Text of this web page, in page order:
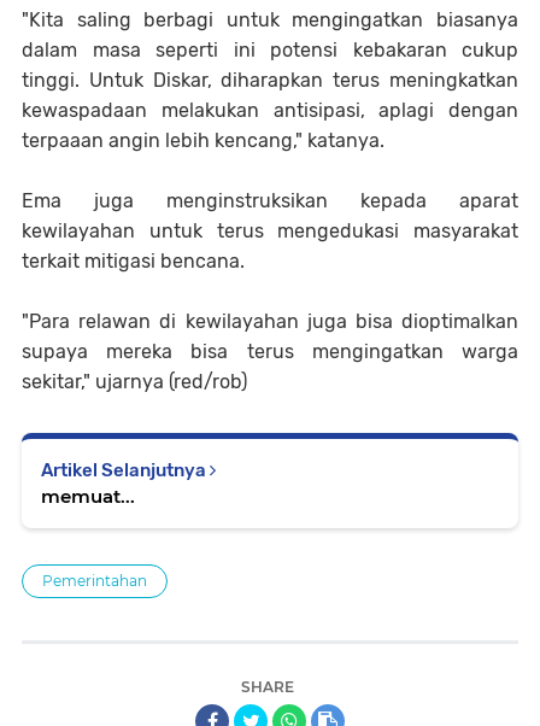
"Kita saling berbagi untuk mengingatkan biasanya
dalam masa seperti ini potensi kebakaran cukup
tinggi. Untuk Diskar, diharapkan terus meningkatkan
kewaspadaan melakukan antisipasi, aplagi dengan
terpaaan angin lebih kencang," katanya.
Ema juga menginstruksikan kepada aparat
kewilayahan untuk terus mengedukasi masyarakat
terkait mitigasi bencana.
"Para relawan di kewilayahan juga bisa dioptimalkan
supaya mereka bisa terus mengingatkan warga
sekitar," ujarnya (red/rob)
Artikel Selanjutnya
memuat...
Pemerintahan
SHARE